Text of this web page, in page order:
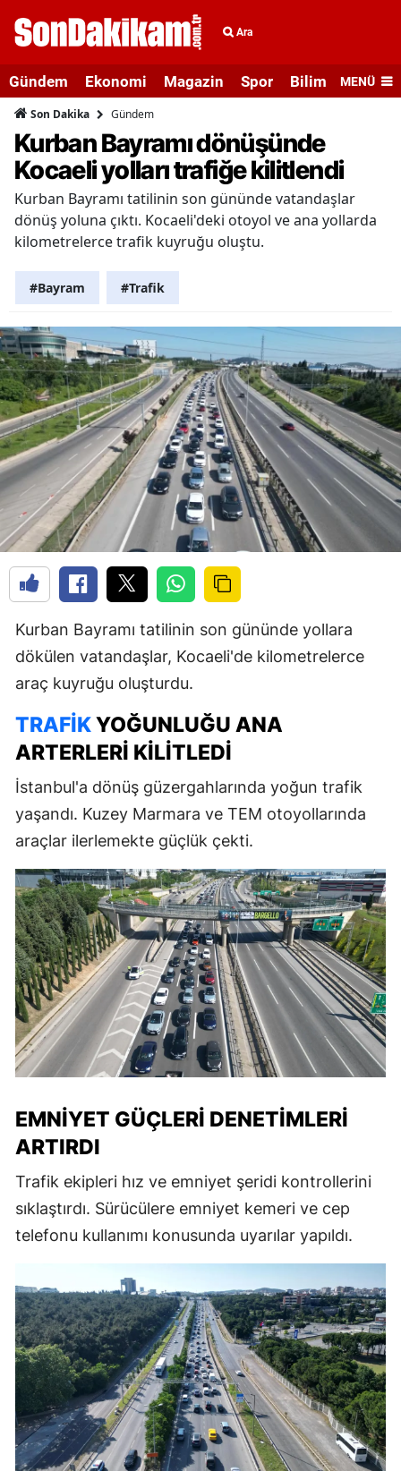
Ara
Gündem Ekonomi Magazin Spor Bilim veMENÜ
Son Dakika Gündem
Kurban Bayramı dönüşünde
Kocaeli yolları trafiğe kilitlendi
Kurban Bayramı tatilinin son gününde vatandaşlar
dönüş yoluna çıktı. Kocaeli'deki otoyol ve ana yollarda
kilometrelerce trafik kuyruğu oluştu.
#Bayram #Trafik
Kurban Bayramı tatilinin son gününde yollara
dökülen vatandaşlar, Kocaeli'de kilometrelerce
araç kuyruğu oluşturdu.
TRAFIKYOĞUNLUĞU ANA
ARTERLERI KILITLEDI
İstanbul'a dönüş güzergahlarında yoğun trafik
yaşandı. Kuzey Marmara ve TEM otoyollarında
araçlar ilerlemekte güçlük çekti.
EMNIYET GÜÇLERI DENETIMLERI
ARTIRDI
Trafik ekipleri hız ve emniyet şeridi kontrollerini
sıklaştırdı. Sürücülere emniyet kemeri ve cep
telefonu kullanımı konusunda uyarılar yapıldı.